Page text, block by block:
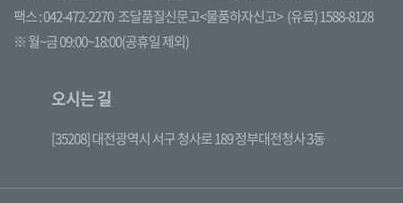
팩스 : 042-472-2270 조달품질신문고<물품하자신고> (유료) 1588-8128
※ 월~금 09:00~18:00(공휴일 제외)
오시는 길
[35208] 대전광역시 서구 청사로 189 정부대전청사 3동